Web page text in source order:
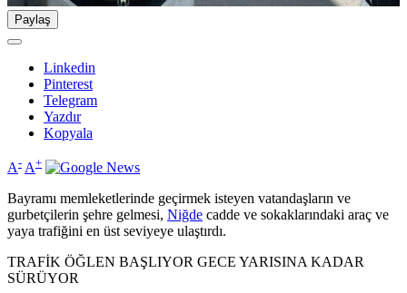
Paylaş
Linkedin
Pinterest
Telegram
Yazdır
Kopyala
A- A+
Bayramı memleketlerinde geçirmek isteyen vatandaşların ve
gurbetçilerin şehre gelmesi, Niğde cadde ve sokaklarındaki araç ve
yaya trafiğini en üst seviyeye ulaştırdı.
TRAFİK ÖĞLEN BAŞLIYOR GECE YARISINA KADAR
SÜRÜYOR